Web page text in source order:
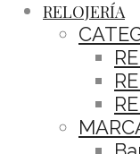
RELOJERÍA